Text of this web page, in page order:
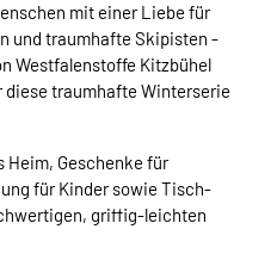
mit einer Liebe für
und traumhafte Skipisten -
Westfalenstoffe Kitzbühel
diese traumhafte Winterserie
Heim, Geschenke für
für Kinder sowie Tisch-
griffig-leichten